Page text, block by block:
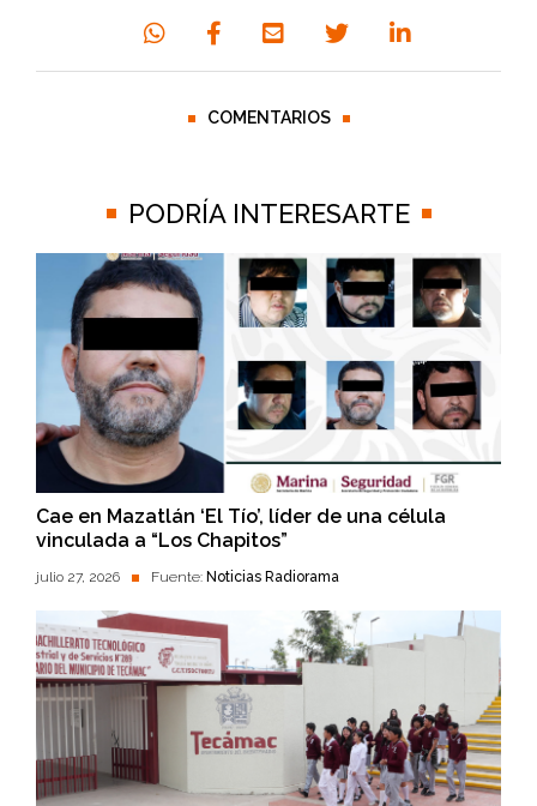
COMENTARIOS
PODRÍA INTERESARTE
Cae en Mazatlán ‘El Tío’, líder de una célula
vinculada a “Los Chapitos”
julio 27, 2026 Fuente: Noticias Radiorama